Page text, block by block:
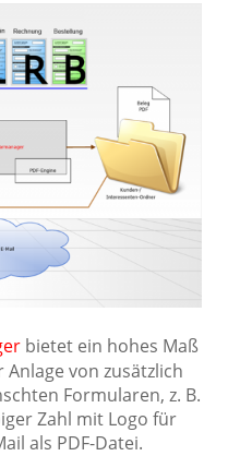
bietet ein hohes Maß
von zusätzlich
Formularen, z. B.
Zahl mit Logo für
als PDF-Datei.